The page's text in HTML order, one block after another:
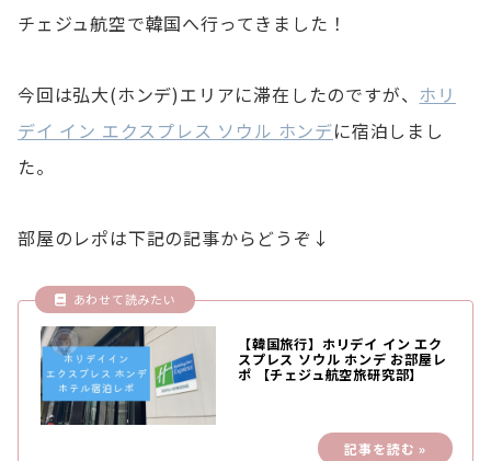
チェジュ航空で韓国へ行ってきました！
今回は弘大(ホンデ)エリアに滞在したのですが、 ホリ
デイ イン エクスプレス ソウル ホンデに宿泊しまし
た。
部屋のレポは下記の記事からどうぞ↓
【韓国旅行】ホリデイ イン エク
スプレス ソウル ホンデ お部屋レ
ポ 【チェジュ航空旅研究部】